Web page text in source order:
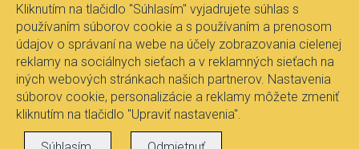
Všetky práva vyhradené © 2017
Kliknutím na tlačidlo "Súhlasím" vyjadrujete súhlas s
používaním súborov cookie a s používaním a prenosom
údajov o správaní na webe na účely zobrazovania cielenej
reklamy na sociálnych sieťach a v reklamných sieťach na
iných webových stránkach našich partnerov. Nastavenia
súborov cookie, personalizácie a reklamy môžete zmeniť
kliknutím na tlačidlo "Upraviť nastavenia".